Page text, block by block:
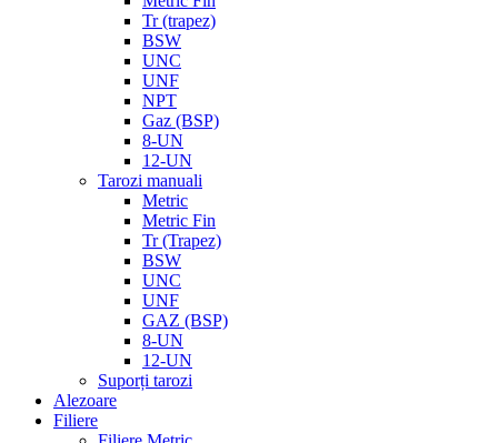
Tr (trapez)
BSW
UNC
UNF
NPT
Gaz (BSP)
8-UN
12-UN
Tarozi manuali
Metric
Metric Fin
Tr (Trapez)
BSW
UNC
UNF
GAZ (BSP)
8-UN
12-UN
Suporți tarozi
Alezoare
Filiere